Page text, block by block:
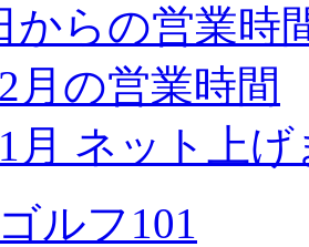
からの営業時
月の営業時間
月 ネット上
ルフ101